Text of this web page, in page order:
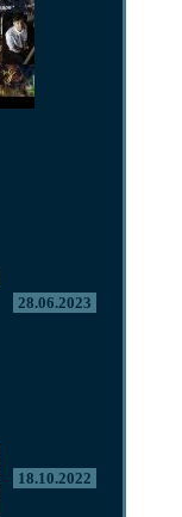
28.06.2023
18.10.2022